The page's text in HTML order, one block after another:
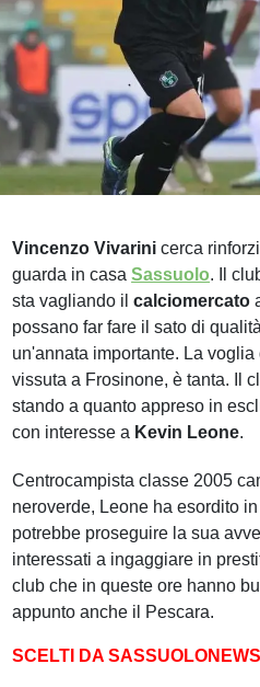
Vincenzo Vivarini cerca
guarda in casaSassuolo. Il
sta vagliando ilcalciomercato
possano far fare il sato di
un'annata importante. La
vissuta a Frosinone, è tanta. Il
stando a quanto appreso in
con interesse a Kevin Leone.
Centrocampista classe 2005
neroverde, Leone ha esordito
potrebbe proseguire la sua
interessati a ingaggiare in
club che in queste ore hanno
appunto anche il Pescara.
SCELTI DA